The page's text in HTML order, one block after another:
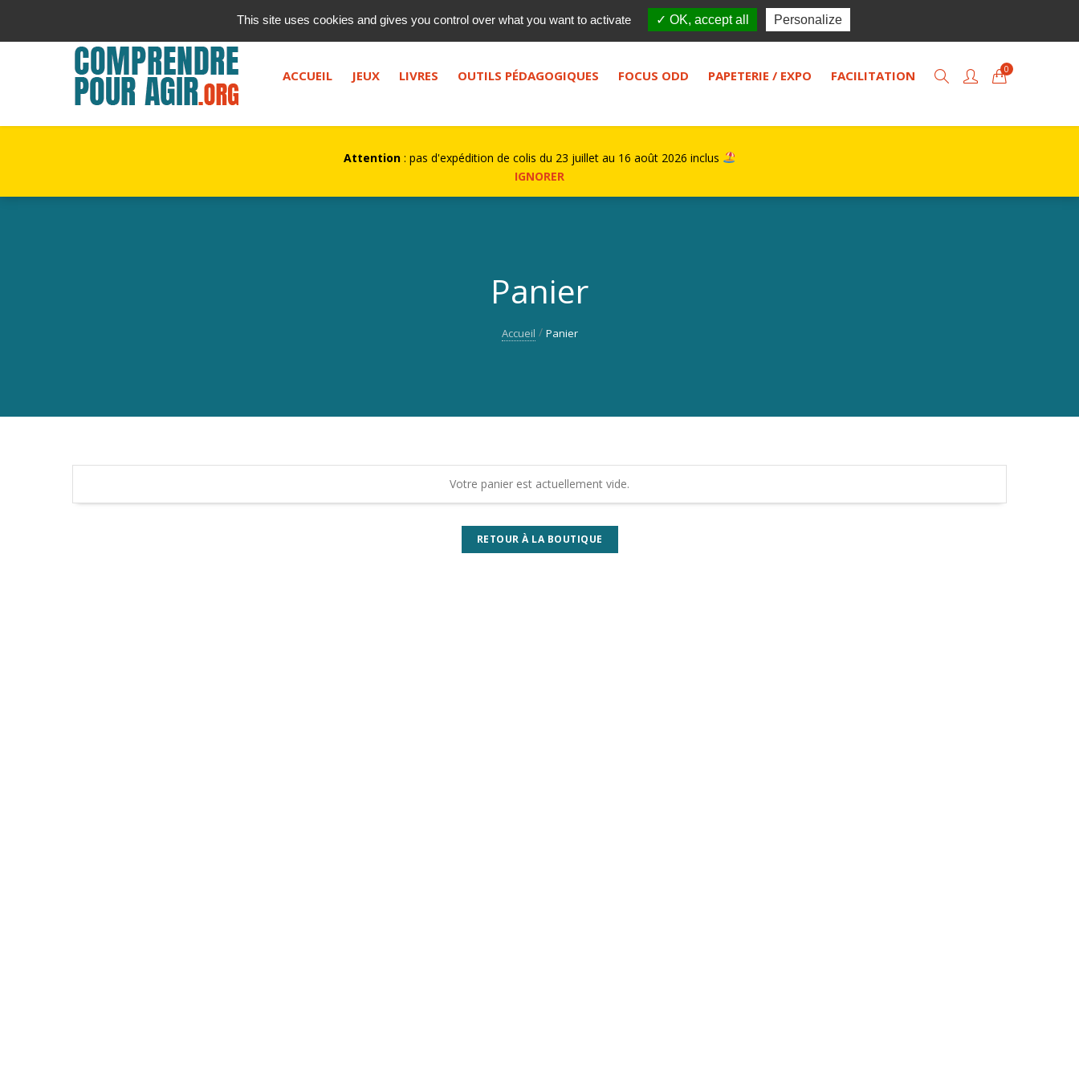
Saisissez votre recherche, et appuyez sur "entrée" ou le bouton de recherche.
Qui sommes-nous ? FESTISOL Actualités Contact
ACCUEIL JEUX LIVRES OUTILS PÉDAGOGIQUES FOCUS ODD PAPETERIE / EXPO FACILITATION 0
Attention: pas d'expédition de colis du 23 juillet au 16 août 2026 inclus
IGNORER
Panier
Accueil Panier
Votre panier est actuellement vide.
RETOUR À LA BOUTIQUE
This site uses cookies and gives you control over what you want to activate ✓ OK, accept all Personalize